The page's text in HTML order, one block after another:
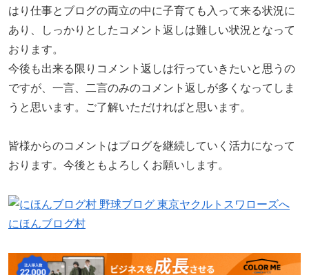
はり仕事とブログの両立の中に子育ても入って来る状況に
あり、しっかりとしたコメント返しは難しい状況となって
おります。
今後も出来る限りコメント返しは行っていきたいと思うの
ですが、一言、二言のみのコメント返しが多くなってしま
うと思います。ご了解いただければと思います。
皆様からのコメントはブログを継続していく活力になって
おります。今後ともよろしくお願いします。
にほんブログ村